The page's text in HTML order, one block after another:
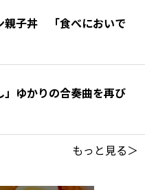
親子丼 「食べにおいで
」ゆかりの合奏曲を再び
もっと見る＞